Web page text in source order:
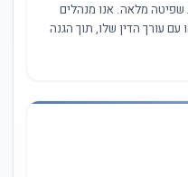
שפיטה מלאה. אנו מנהלים
עורך הדין שלו, תוך הגנה